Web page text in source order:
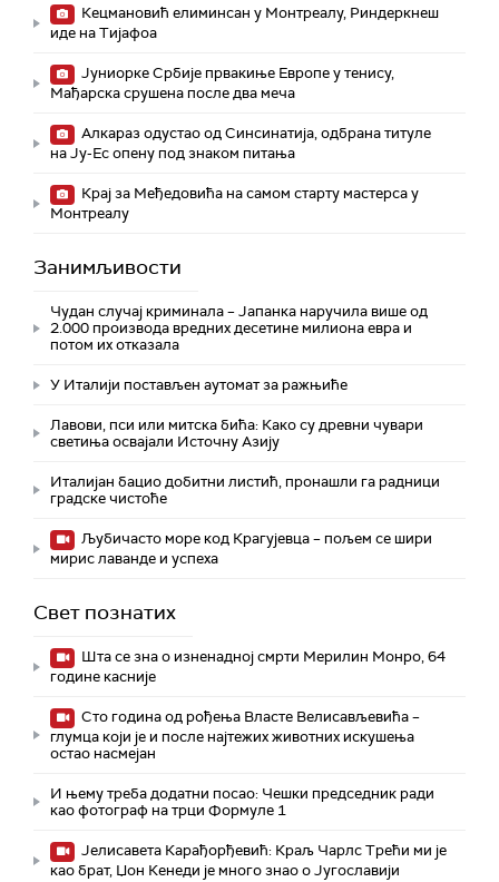
Кецмановић елиминсан у Монтреалу, Риндеркнеш
иде на Тијафоа
Јуниорке Србије првакиње Европе у тенису,
Мађарска срушена после два меча
Алкараз одустао од Синсинатија, одбрана титуле
на Ју-Ес опену под знаком питања
Крај за Међедовића на самом старту мастерса у
Монтреалу
Занимљивости
Чудан случај криминала – Јапанка наручила више од
2.000 производа вредних десетине милиона евра и
потом их отказала
У Италији постављен аутомат за ражњиће
Лавови, пси или митска бића: Како су древни чувари
светиња освајали Источну Азију
Италијан бацио добитни листић, пронашли га радници
градске чистоће
Љубичасто море код Крагујевца – пољем се шири
мирис лаванде и успеха
Свет познатих
Шта се зна о изненадној смрти Мерилин Монро, 64
године касније
Сто година од рођења Власте Велисављевића –
глумца који је и после најтежих животних искушења
остао насмејан
И њему треба додатни посао: Чешки председник ради
као фотограф на трци Формуле 1
Јелисавета Карађорђевић: Краљ Чарлс Трећи ми је
као брат, Џон Кенеди је много знао о Југославији